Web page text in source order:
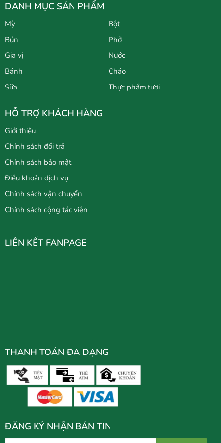
DANH MỤC SẢN PHẨM
Mỳ
Bột
Bún
Phở
Gia vị
Nước
Bánh
Cháo
Sữa
Thực phẩm tươi
HỖ TRỢ KHÁCH HÀNG
Giới thiệu
Chính sách đổi trả
Chính sách bảo mật
Điều khoản dịch vụ
Chính sách vận chuyển
Chính sách cộng tác viên
LIÊN KẾT FANPAGE
THANH TOÁN ĐA DẠNG
ĐĂNG KÝ NHẬN BẢN TIN